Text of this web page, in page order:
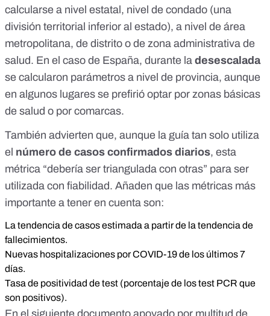
calcularse a nivel estatal, nivel de condado (una
división territorial inferior al estado), a nivel de área
metropolitana, de distrito o de zona administrativa de
salud. En el caso de España, durante la desescalada
se calcularon parámetros a nivel de provincia, aunque
en algunos lugares se prefirió optar por zonas básicas
de salud o por comarcas.
También advierten que, aunque la guía tan solo utiliza
el número de casos confirmados diarios, esta
métrica “debería ser triangulada con otras” para ser
utilizada con fiabilidad. Añaden que las métricas más
importante a tener en cuenta son:
La tendencia de casos estimada a partir de la tendencia de
fallecimientos.
Nuevas hospitalizaciones por COVID-19 de los últimos 7
días.
Tasa de positividad de test (porcentaje de los test PCR que
son positivos).